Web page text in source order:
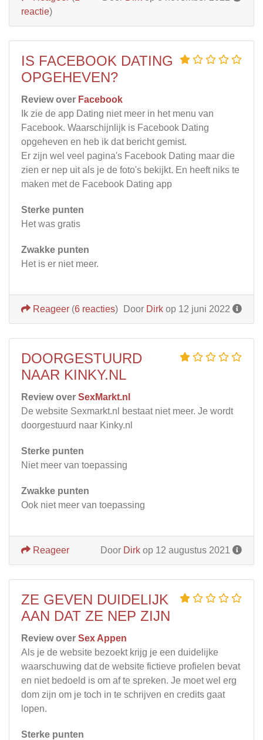
reactie)
IS FACEBOOK DATING
OPGEHEVEN?
Review over Facebook
Ik zie de app Dating niet meer in het menu van
Facebook. Waarschijnlijk is Facebook Dating
opgeheven en heb ik dat bericht gemist.
Er zijn wel veel pagina's Facebook Dating maar die
zien er nep uit als je de foto's bekijkt. En heeft niks te
maken met de Facebook Dating app
Sterke punten
Het was gratis
Zwakke punten
Het is er niet meer.
Door Dirk op 12 juni 2022
Reageer (6 reacties)
DOORGESTUURD
NAAR KINKY.NL
Review over SexMarkt.nl
De website Sexmarkt.nl bestaat niet meer. Je wordt
doorgestuurd naar Kinky.nl
Sterke punten
Niet meer van toepassing
Zwakke punten
Ook niet meer van toepassing
Door Dirk op 12 augustus 2021
Reageer
ZE GEVEN DUIDELIJK
AAN DAT ZE NEP ZIJN
Review over Sex Appen
Als je de website bezoekt krijg je een duidelijke
waarschuwing dat de website fictieve profielen bevat
en niet bedoeld is om af te spreken. Je moet wel erg
dom zijn om je toch in te schrijven en credits gaat
lopen.
Sterke punten